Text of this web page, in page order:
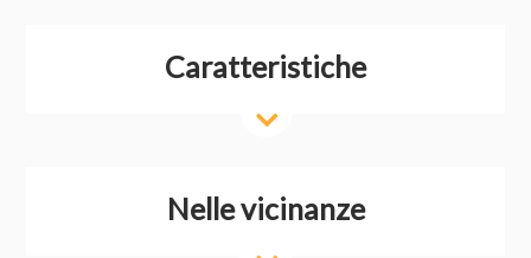
Caratteristiche
Nelle vicinanze